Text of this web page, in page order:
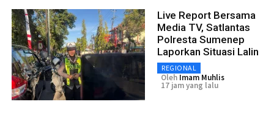
Live Report Bersama
Media TV, Satlantas
Polresta Sumenep
Laporkan Situasi Lalin
REGIONAL
Oleh Imam Muhlis
17 jam yang lalu